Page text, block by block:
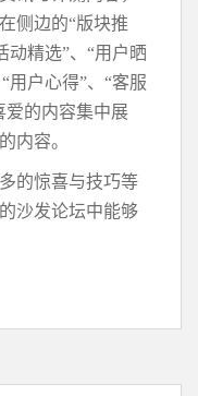
侧边的“版块推
动精选”、“用户晒
用户心得”、“客服
爱的内容集中展
内容。
的惊喜与技巧等
沙发论坛中能够